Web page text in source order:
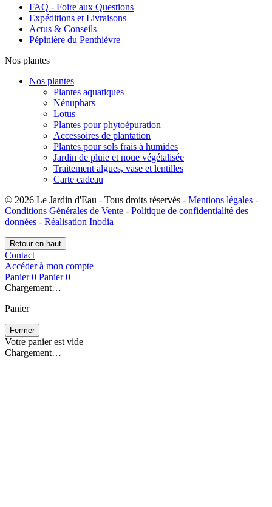
FAQ - Foire aux Questions
Expéditions et Livraisons
Actus & Conseils
Pépinière du Penthièvre
Nos plantes
Nos plantes
Plantes aquatiques
Nénuphars
Lotus
Plantes pour phytoépuration
Accessoires de plantation
Plantes pour sols frais à humides
Jardin de pluie et noue végétalisée
Traitement algues, vase et lentilles
Carte cadeau
© 2026 Le Jardin d'Eau - Tous droits réservés - Mentions légales -
Conditions Générales de Vente - Politique de confidentialité des
données - Réalisation Inodia
Retour en haut
Contact
Accéder à mon compte
Panier 0 Panier 0
Chargement…
Panier
Fermer
Votre panier est vide
Chargement…